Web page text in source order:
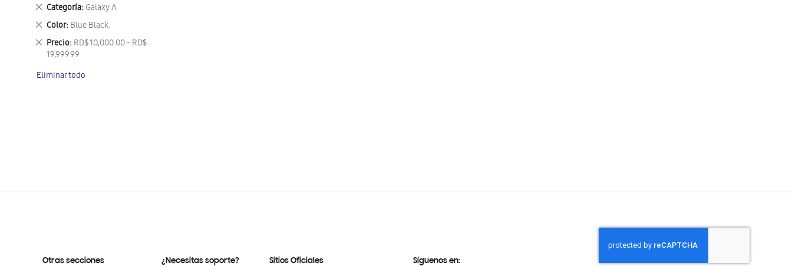
Categoría Galaxy A
Eliminar
este
artículo
Color Blue Black.
Eliminar
este
artículo
Precio RD$ 10,000.00 - RD$
19,999.99
Eliminar
este
Eliminar todo
Otras secciones ¿Necesitas soporte? Sitios Oficiales Síguenos en: